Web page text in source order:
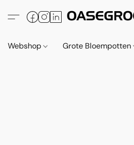
Webshop Grote Bloempotten